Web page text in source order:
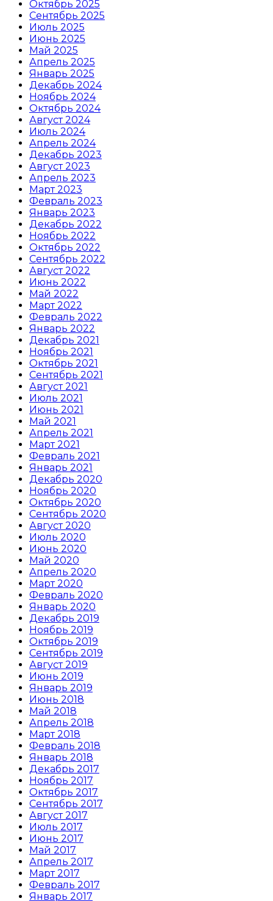
Октябрь 2025
Сентябрь 2025
Июль 2025
Июнь 2025
Май 2025
Апрель 2025
Январь 2025
Декабрь 2024
Ноябрь 2024
Октябрь 2024
Август 2024
Июль 2024
Апрель 2024
Декабрь 2023
Август 2023
Апрель 2023
Март 2023
Февраль 2023
Январь 2023
Декабрь 2022
Ноябрь 2022
Октябрь 2022
Сентябрь 2022
Август 2022
Июнь 2022
Май 2022
Март 2022
Февраль 2022
Январь 2022
Декабрь 2021
Ноябрь 2021
Октябрь 2021
Сентябрь 2021
Август 2021
Июль 2021
Июнь 2021
Май 2021
Апрель 2021
Март 2021
Февраль 2021
Январь 2021
Декабрь 2020
Ноябрь 2020
Октябрь 2020
Сентябрь 2020
Август 2020
Июль 2020
Июнь 2020
Май 2020
Апрель 2020
Март 2020
Февраль 2020
Январь 2020
Декабрь 2019
Ноябрь 2019
Октябрь 2019
Сентябрь 2019
Август 2019
Июнь 2019
Январь 2019
Июнь 2018
Май 2018
Апрель 2018
Март 2018
Февраль 2018
Январь 2018
Декабрь 2017
Ноябрь 2017
Октябрь 2017
Сентябрь 2017
Август 2017
Июль 2017
Июнь 2017
Май 2017
Апрель 2017
Март 2017
Февраль 2017
Январь 2017